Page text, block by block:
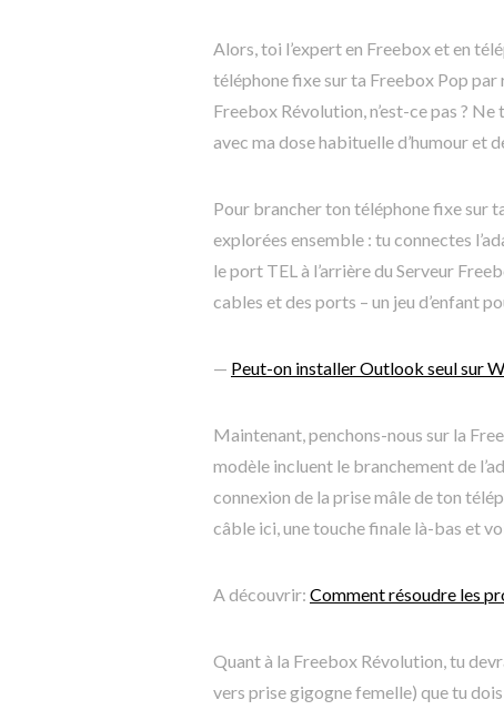
Alors, toi l’expert en Freebox et en
téléphone fixe sur ta Freebox Pop par
Freebox Révolution, n’est-ce pas ?
avec ma dose habituelle d’humour et
Pour brancher ton téléphone fixe sur
explorées ensemble : tu connectes
le port TEL à l’arrière du Serveur
cables et des ports – un jeu d’enfant
— Peut-on installer Outlook seul sur
Maintenant, penchons-nous sur la
modèle incluent le branchement de
connexion de la prise mâle de ton
câble ici, une touche finale là-bas et
A découvrir: Comment résoudre les
Quant à la Freebox Révolution, tu
vers prise gigogne femelle) que tu